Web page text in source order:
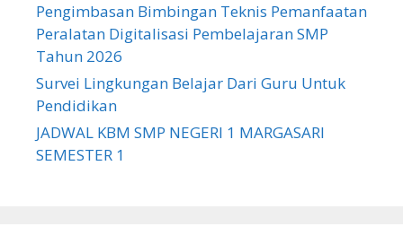
Pengimbasan Bimbingan Teknis Pemanfaatan
Peralatan Digitalisasi Pembelajaran SMP
Tahun 2026
Survei Lingkungan Belajar Dari Guru Untuk
Pendidikan
JADWAL KBM SMP NEGERI 1 MARGASARI
SEMESTER 1